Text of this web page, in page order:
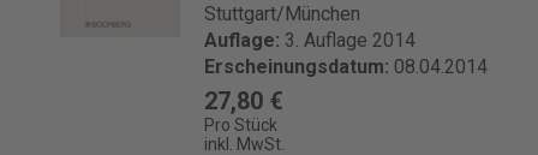
Stuttgart/München
Auflage: 3. Auflage 2014
Erscheinungsdatum: 08.04.2014
27,80 €
Pro Stück
inkl. MwSt.